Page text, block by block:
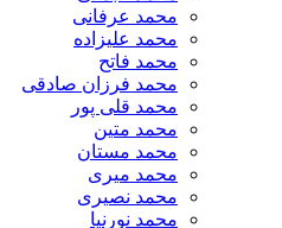
محمد عرفانی
محمد علیزاده
محمد فاتح
محمد فرزان صادقی
محمد قلی پور
محمد متین
محمد مستان
محمد میری
محمد نصیری
محمد نورنیا